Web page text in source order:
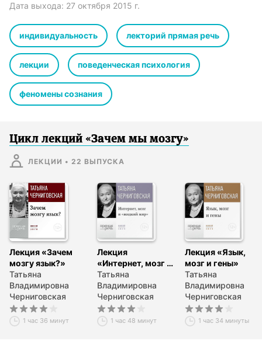
Дата выхода: 27 октября 2015 г.
индивидуальность лекторий прямая речь
лекции поведенческая психология
феномены сознания
Цикл лекций «Зачем мы мозгу»
ЛЕКЦИИ • 22 ВЫПУСКА
Лекция «Зачем
мозгу язык?»
Татьяна
Владимировна
Черниговская
1 час 36 минут
Лекция
«Интернет, мозг и
„жидкий мир“»
Татьяна
Владимировна
Черниговская
1 час 48 минут
Лекция «Язык,
мозг и гены»
Татьяна
Владимировна
Черниговская
1 час 34 минуты